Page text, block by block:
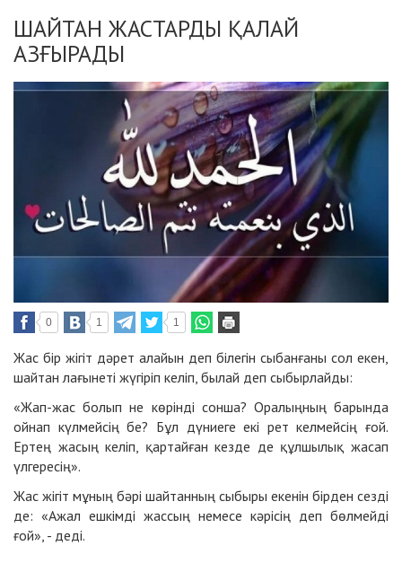
ШАЙТАН ЖАСТАРДЫ ҚАЛАЙ
АЗҒЫРАДЫ
0 1 1
Жас бір жігіт дәрет алайын деп білегін сыбанғаны сол екен,
шайтан лағынеті жүгіріп келіп, былай деп сыбырлайды:
«Жап-жас болып не көрінді сонша? Оралыңның барында
ойнап күлмейсің бе? Бұл дүниеге екі рет келмейсің ғой.
Ертең жасың келіп, қартайған кезде де құлшылық жасап
үлгересің».
Жас жігіт мұның бәрі шайтанның сыбыры екенін бірден сезді
де: «Ажал ешкімді жассың немесе кәрісің деп бөлмейді
ғой», - деді.